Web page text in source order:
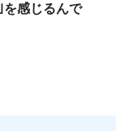
｣を感じるんで